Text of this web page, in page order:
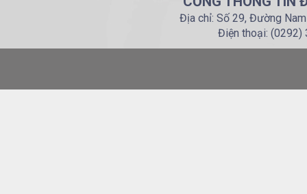
Địa chỉ: Số 29, Đường
Điện thoại: (0292)